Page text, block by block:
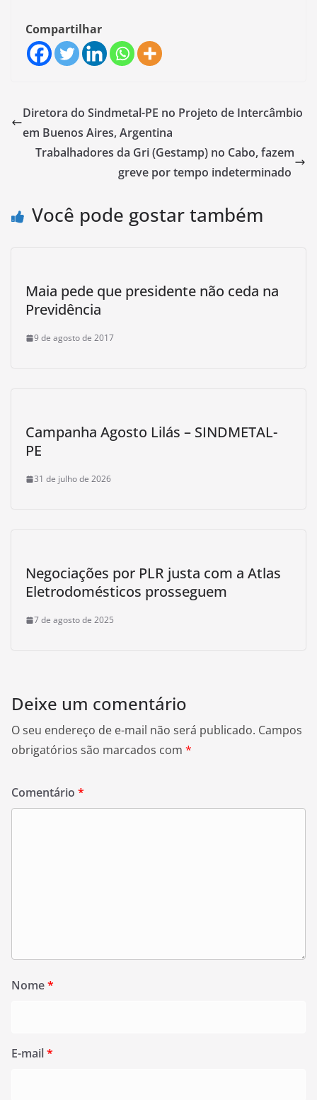
Compartilhar
Diretora do Sindmetal-PE no Projeto de Intercâmbio
em Buenos Aires, Argentina
Trabalhadores da Gri (Gestamp) no Cabo, fazem
greve por tempo indeterminado
Você pode gostar também
Maia pede que presidente não ceda na
Previdência
9 de agosto de 2017
Campanha Agosto Lilás – SINDMETAL-
PE
31 de julho de 2026
Negociações por PLR justa com a Atlas
Eletrodomésticos prosseguem
7 de agosto de 2025
Deixe um comentário
O seu endereço de e-mail não será publicado. Campos
obrigatórios são marcados com *
Comentário *
Nome*
E-mail*